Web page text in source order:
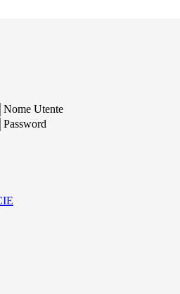
Nome Utente
Password